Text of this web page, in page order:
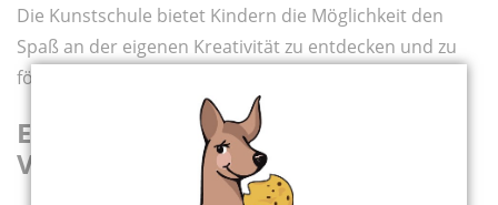
Die Kunstschule bietet Kindern die Möglichkeit den
Spaß an der eigenen Kreativität zu entdecken und zu
fördern!
Ergänzende Info zum
Veranstaltungspreis